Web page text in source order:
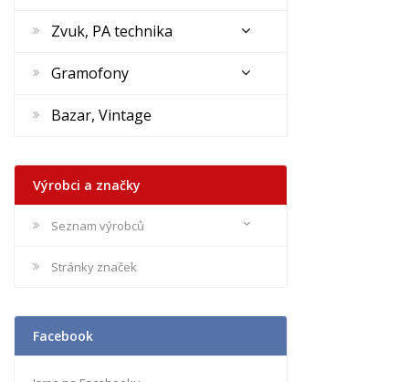
Zvuk, PA technika
Gramofony
Bazar, Vintage
Výrobci a značky
Seznam výrobců
Stránky značek
Facebook